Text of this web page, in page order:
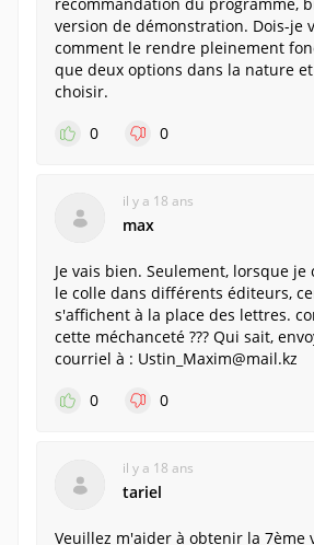
version de démonstration. Dois-je
comment le rendre pleinement
que deux options dans la nature
choisir.
0
0
il y a 18 ans
max
Je vais bien. Seulement, lorsque
le colle dans différents éditeurs,
s'affichent à la place des lettres.
cette méchanceté ??? Qui sait,
courriel à : Ustin_Maxim@mail.kz
0
0
il y a 18 ans
tariel
Veuillez m'aider à obtenir la 7ème